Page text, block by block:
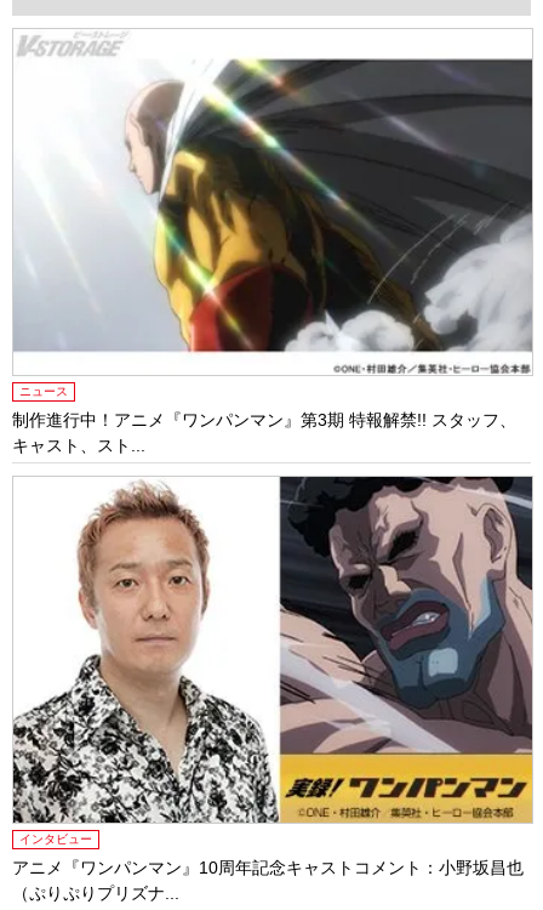
ニュース
制作進行中！アニメ『ワンパンマン』第3期 特報解禁!! スタッフ、
キャスト、スト...
インタビュー
アニメ『ワンパンマン』10周年記念キャストコメント：小野坂昌也
（ぷりぷりプリズナ...